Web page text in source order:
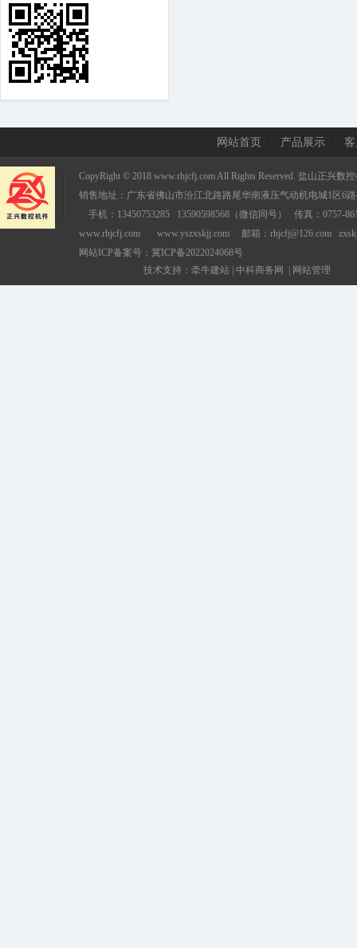
网站首页 产品展示
CopyRight © 2018 www.rhjcfj.com All Rights Reserved. 盐山正兴
销售地址：广东省佛山市汾江北路路尾华南
手机：13450753285 13590598568（微信同号） 传
www.rhjcfj.com www.yszxskjj.com 邮箱：rhjcfj@126.com
网站ICP备案号： 冀ICP备2022024068号
技术支持： 牵牛建站 中科商务网 网站管理